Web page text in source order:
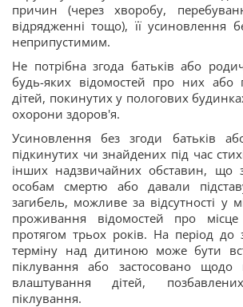
причин (через хворобу,
відрядженні тощо), її усиновлення
неприпустимим.
Не потрібна згода батьків або
будь-яких відомостей про них або
дітей, покинутих у пологових
охорони здоров'я.
Усиновлення без згоди батьків
підкинутих чи знайдених під час
інших надзвичайних обставин, що
особам смертю або давали
загибель, можливе за відсутності у
проживання відомостей про
протягом трьох років. На період до
терміну над дитиною може бути
піклування або застосовано
влаштування дітей,
піклування.